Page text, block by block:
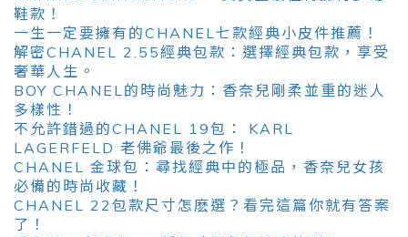
鞋款！
一生一定要擁有的CHANEL七款經典小皮件推薦！
解密CHANEL 2.55經典包款：選擇經典包款，享受
奢華人生。
BOY CHANEL的時尚魅力：香奈兒剛柔並重的迷人
多樣性！
不允許錯過的CHANEL 19包： KARL
LAGERFELD 老佛爺最後之作！
CHANEL 金球包：尋找經典中的極品，香奈兒女孩
必備的時尚收藏！
CHANEL 22包款尺寸怎麽選？看完這篇你就有答案
了！